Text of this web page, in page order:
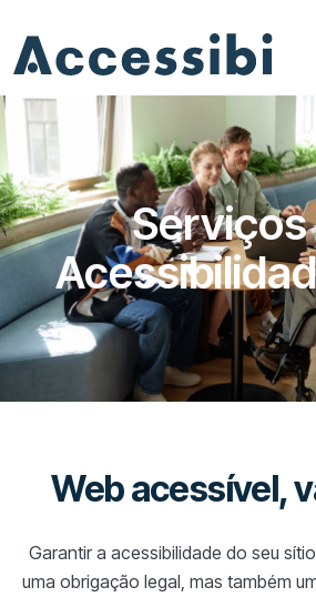
Serviços
Web acessível,
Garantir a acessibilidade do seu
uma obrigação legal, mas também